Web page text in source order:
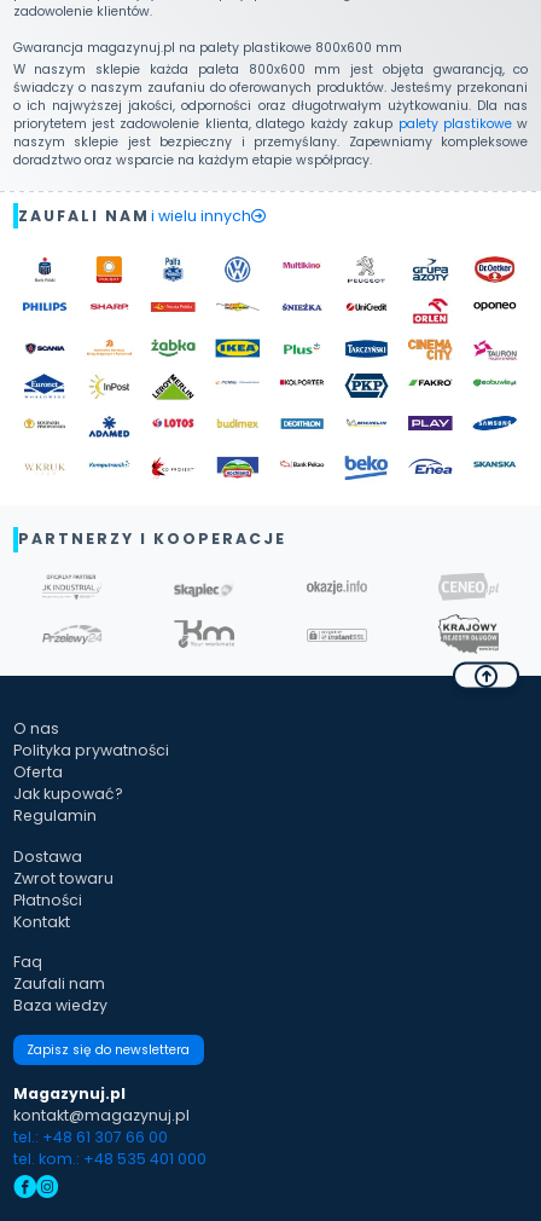
zadowolenie klientów.
Gwarancja magazynuj.pl na palety plastikowe 800x600 mm
W naszym sklepie każda paleta 800x600 mm jest objęta gwarancją, co
świadczy o naszym zaufaniu do oferowanych produktów. Jesteśmy przekonani
o ich najwyższej jakości, odporności oraz długotrwałym użytkowaniu. Dla nas
priorytetem jest zadowolenie klienta, dlatego każdy zakup palety plastikowe w
naszym sklepie jest bezpieczny i przemyślany. Zapewniamy kompleksowe
doradztwo oraz wsparcie na każdym etapie współpracy.
ZAUFALI NAM i wielu innych
PARTNERZY I KOOPERACJE
O nas
Polityka prywatności
Oferta
Jak kupować?
Regulamin
Dostawa
Zwrot towaru
Płatności
Kontakt
Faq
Zaufali nam
Baza wiedzy
Zapisz się do newslettera
Magazynuj.pl
kontakt@magazynuj.pl
tel.: +48 61 307 66 00
tel. kom.: +48 535 401 000